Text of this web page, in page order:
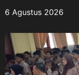
6 Agustus 2026